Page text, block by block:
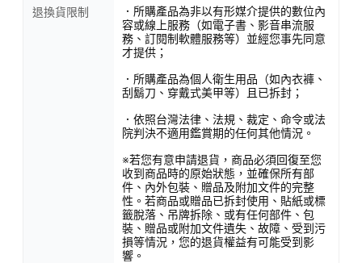
退換貨限制
．所購產品為非以有形媒介提供的數位內
容或線上服務（如電子書、影音串流服
務、訂閱制軟體服務等）並經您事先同意
才提供；
．所購產品為個人衛生用品（如內衣褲、
刮鬍刀、穿戴式美甲等）且已拆封；
．依照台灣法律、法規、裁定、命令或法
院判決不適用鑑賞期的任何其他情況。
※若您有意申請退貨，商品必須回復至您
收到商品時的原始狀態，並確保所有部
件、內外包裝、贈品及附加文件的完整
性。若商品或贈品已拆封使用、貼紙或標
籤脫落、吊牌拆除、或有任何部件、包
裝、贈品或附加文件遺失、故障、受到污
損等情況，您的退貨權益有可能受到影
響。